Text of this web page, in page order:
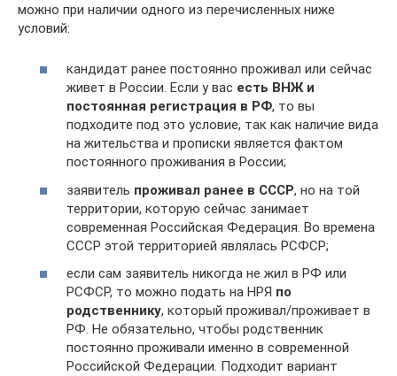
можно при наличии одного из перечисленных ниже
условий:
кандидат ранее постоянно проживал или сейчас
живет в России. Если у вас есть ВНЖ и
постоянная регистрация в РФ, то вы
подходите под это условие, так как наличие вида
на жительства и прописки является фактом
постоянного проживания в России;
заявитель проживал ранее в СССР, но на той
территории, которую сейчас занимает
современная Российская Федерация. Во времена
СССР этой территорией являлась РСФСР;
если сам заявитель никогда не жил в РФ или
РСФСР, то можно подать на НРЯ по
родственнику, который проживал/проживает в
РФ. Не обязательно, чтобы родственник
постоянно проживали именно в современной
Российской Федерации. Подходит вариант